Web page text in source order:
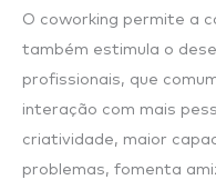
O coworking permite a
também estimula o
profissionais, que
interação com mais
criatividade, maior
problemas, fomenta